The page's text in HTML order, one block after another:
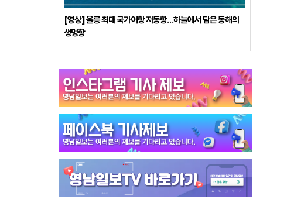
[영상] 울릉 최대 국가어항 저동항…하늘에서 담은 동해의
생명항